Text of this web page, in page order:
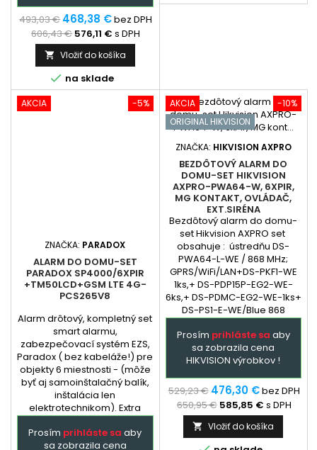
hlavným prvkom
zabezpečovacieho systému
Paradox,...
493,03 €468,38 €bez DPH
606,43 €576,11 € s DPH
 Vložiť do košíka
 na sklade
-5%
AKCIA
ZNAČKA: PARADOX
ALARM DO DOMU-SET
PARADOX SP4000/6XPIR
+TM50LCD+GSM LTE 4G-
PCS265V8
Alarm drôtový, kompletný set
smart alarmu,
zabezpečovací systém EZS,
Paradox ( bez kabeláže!) pre
objekty 6 miestnosti - (môže
byť aj samoinštalačný balík,
inštalácia len
elektrotechnikom). Extra
služba - podľa
dohody: dopredu
naprogramovaná ústredňa a
Prosím prihláste sa aby
sa zobrazila cena
-10%
AKCIA
ORIGINAL HIKVISION
ZNAČKA: HIKVISION AXPRO
BEZDÔTOVÝ ALARM DO
DOMU-SET HIKVISION
AXPRO-PWA64-W, 6XPIR,
MG KONTAKT, OVLÁDAČ,
EXT.SIRÉNA
Bezdôtový alarm do domu-
set Hikvision AXPRO set
obsahuje : ústredňu DS-
PWA64-L-WE / 868 MHz;
GPRS/WiFi/LAN+DS-PKF1-WE
1ks,+ DS-PDP15P-EG2-WE-
6ks,+ DS-PDMC-EG2-WE-1ks+
DS-PS1-E-WE/Blue 868
bezdrôtová exterierová
siréna
Prosím prihláste sa aby
sa zobrazila cena
HIKVISION výrobkov !
529,23 € 476,30 €bez DPH
650,95 € 585,85 € s DPH
 Vložiť do košíka